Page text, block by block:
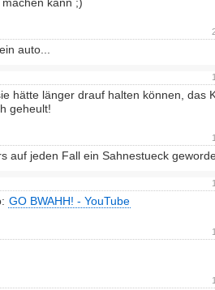
auto...
hätte länger drauf halten können, das
geheult!
auf jeden Fall ein Sahnestueck
GO BWAHH! - YouTube